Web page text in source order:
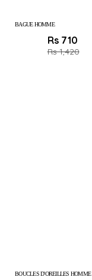
BAGUE HOMME
Rs 710
Rs 1,420
BOUCLES D'OREILLES HOMME